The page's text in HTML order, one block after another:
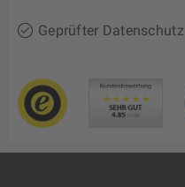
Geprüfter Datenschutz